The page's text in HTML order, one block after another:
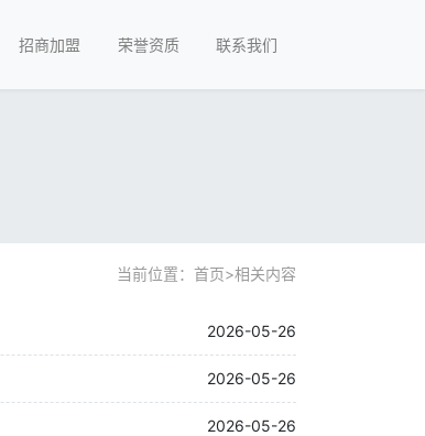
招商加盟 荣誉资质 联系我们
当前位置： 首页>相关内容
2026-05-26
2026-05-26
2026-05-26